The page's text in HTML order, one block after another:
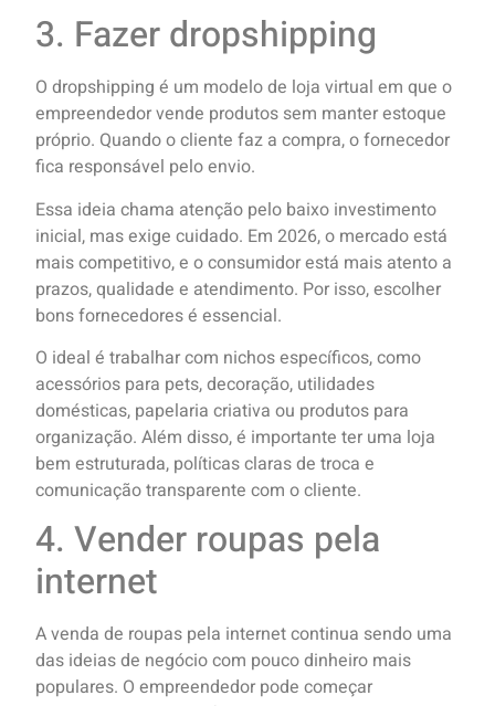
3. Fazer dropshipping
O dropshipping é um modelo de loja virtual em que o
empreendedor vende produtos sem manter estoque
próprio. Quando o cliente faz a compra, o fornecedor
fica responsável pelo envio.
Essa ideia chama atenção pelo baixo investimento
inicial, mas exige cuidado. Em 2026, o mercado está
mais competitivo, e o consumidor está mais atento a
prazos, qualidade e atendimento. Por isso, escolher
bons fornecedores é essencial.
O ideal é trabalhar com nichos específicos, como
acessórios para pets, decoração, utilidades
domésticas, papelaria criativa ou produtos para
organização. Além disso, é importante ter uma loja
bem estruturada, políticas claras de troca e
comunicação transparente com o cliente.
4. Vender roupas pela
internet
A venda de roupas pela internet continua sendo uma
das ideias de negócio com pouco dinheiro mais
populares. O empreendedor pode começar